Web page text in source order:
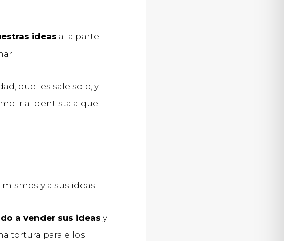
ideas a la parte
que les sale solo, y
ir al dentista a que
mismos y a sus ideas.
a vender sus ideas y
tortura para ellos…